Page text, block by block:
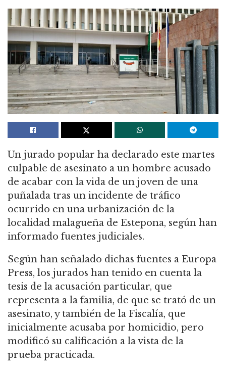
Un jurado popular ha declarado este martes
culpable de asesinato a un hombre acusado
de acabar con la vida de un joven de una
puñalada tras un incidente de tráfico
ocurrido en una urbanización de la
localidad malagueña de Estepona, según han
informado fuentes judiciales.
Según han señalado dichas fuentes a Europa
Press, los jurados han tenido en cuenta la
tesis de la acusación particular, que
representa a la familia, de que se trató de un
asesinato, y también de la Fiscalía, que
inicialmente acusaba por homicidio, pero
modificó su calificación a la vista de la
prueba practicada.